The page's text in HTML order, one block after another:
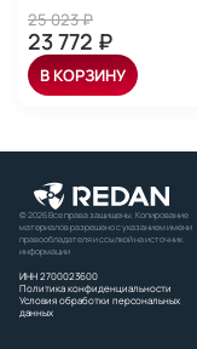
25 023 ₽
23 772 ₽
В КОРЗИНУ
© 2026 Все права защищены. Копирование
материалов разрешено с указанием имени
правообладателя и ссылкой на источник
информации
ИНН 2700023600
Политика конфиденциальности
Условия обработки персональных
данных